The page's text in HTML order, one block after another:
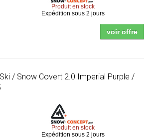
Produit en stock
Expédition sous 2 jours
voir offre
/ Snow Covert 2.0 Imperial Purple /
Produit en stock
Expédition sous 2 jours